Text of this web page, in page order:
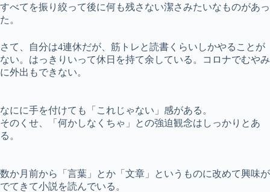
すべてを振り絞って後に何も残さない潔さみたいなものがあっ
た。
さて、自分は4連休だが、筋トレと読書くらいしかやることが
ない。はっきりいって休日を持て余している。コロナでむやみ
に外出もできない。
なにに手を付けても「これじゃない」感がある。
そのくせ、「何かしなくちゃ」との強迫観念はしっかりとあ
る。
数か月前から「言葉」とか「文章」というものに改めて興味が
でてきて小説を読んでいる。